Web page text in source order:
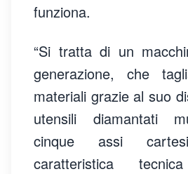
funziona.
“Si tratta di un
generazione, che
materiali grazie al suo
utensili diamantati
cinque assi
caratteristica